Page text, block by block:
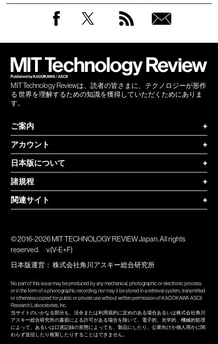
MIT Technology Reviewは、読者の皆さまに、テクノロジーが形作
る 世界を理解するための知識を獲得していただくためにありま
す。
ご案内
+
アカウント
+
日本版について
+
諸規程
+
関連サイト
+
© 2016-2026 MIT TECHNOLOGY REVIEW Japan. All rights
reserved.
v.(V-E+F)
日本版運営：株式会社角川アスキー総合研究所
No part of this issue may be produced by any mechanical, photographic or electronic process,
or in the form of a phonographic recording, nor may it be stored in a retrieval system, transmitted
or otherwise copied for public or private use without written permission of KADOKAWA ASCII
Research Laboratories, Inc.
当サイトのいかなる部分も、法令または利用規約に定めのある場合あるいは株式会社角川
アスキー総合研究所の書面による許可がある場合を除いて、電子的、光学的、機械的処理
によって、あるいは口述記録の形態によっても、製品にしたり、公衆向けか個人用かに関
わらず送信したり複製したりすることはできません。